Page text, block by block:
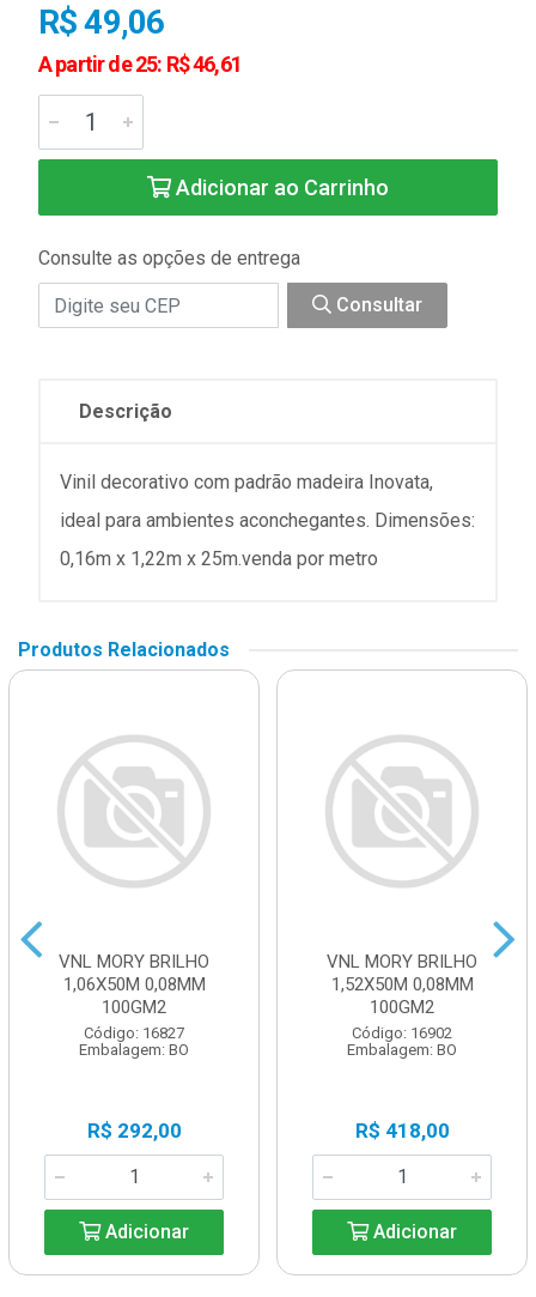
R$ 49,06
A partir de 25: R$ 46,61
Adicionar ao Carrinho
Consulte as opções de entrega
Consultar
Descrição
Vinil decorativo com padrão madeira Inovata,
ideal para ambientes aconchegantes. Dimensões:
0,16m x 1,22m x 25m.venda por metro
Produtos Relacionados
VNL MORY BRILHO
1,06X50M 0,08MM
100GM2
Código: 16827
Embalagem: BO
R$ 292,00
Adicionar
VNL MORY BRILHO
1,52X50M 0,08MM
100GM2
Código: 16902
Embalagem: BO
R$ 418,00
Adicionar